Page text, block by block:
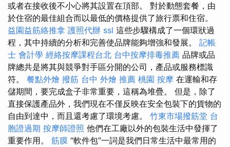
或者在接收後不小心將其設置在頂部。 對於動態套餐，由
於住宿的最佳組合而以最低的價格提供了旅行票和住宿。
益園益筋絡推拿 護照代辦 ssl 這些步驟構成了一個環狀過
程，其中持續的分析和完善使品牌能夠增強和發展。 記帳
士 會計學 經絡按摩課程台北 台中按摩排毒推薦 品牌或品
牌總共是將其與競爭對手區分開的公司，產品或服務標識
符。 餐點外燴 撥筋 台中 外燴 推薦 桃園 按摩 在運輸和存
儲期間，要完成盒子非常重要，這稱為堆疊。 但是，除了
直接保護產品外，我們現在不僅反映在安全包裝下的貨物的
自由到達中，而且還考慮了環境考慮。 竹東市場撥筋堂 台
胞證過期 按摩師證照 他們在工廠以外的包裝生活中發揮了
重要作用。 筋膜 “軟件包”一詞是我們日常生活中最常用的